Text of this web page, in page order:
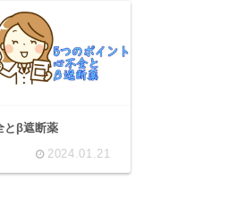
とβ遮断薬
2024.01.21